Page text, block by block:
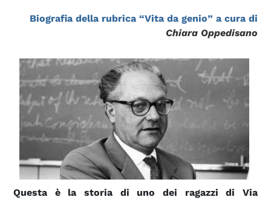
Biografia della rubrica “Vita da genio” a cura di
Chiara Oppedisano
Questa è la storia di uno dei ragazzi di Via